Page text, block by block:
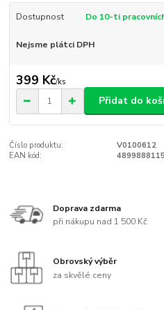
Dostupnost Do 10-ti
Nejsme plátci DPH
399 Kč/ks
Přidat do
Číslo produktu:
V0100612
EAN kód:
Doprava zdarma
při nákupu nad 1 500 Kč
Obrovský výběr
za skvělé ceny